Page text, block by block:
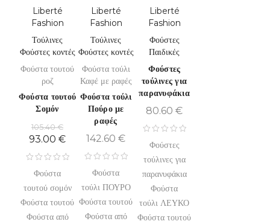
Liberté
Fashion
Τούλινες
Φούστες κοντές
Φούστα τουτού
ροζ
Φούστα τουτού
Σομόν
105.40€
93.00 €
Φούστα
τουτού σομόν
Φούστα τουτού
Φούστα από
Liberté
Fashion
Τούλινες
Φούστες κοντές
Φούστα τούλι
Καφέ με ραφές
Φούστα τούλι
Πούρο με
ραφές
142.60 €
Φούστα
τούλι ΠΟΥΡΟ
Φούστα τουτού
Φούστα από
Liberté
Fashion
Φούστες
Παιδικές
Φούστες
τούλινες για
παρανυφάκια
80.60 €
Φούστες
τούλινες για
παρανυφάκια
Φούστα
τούλι ΛΕΥΚΟ
Φούστα τουτού